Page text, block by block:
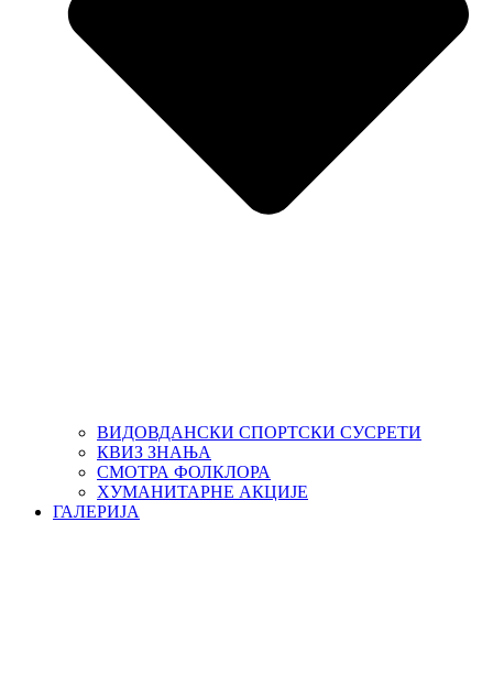
ВИДОВДАНСКИ СПОРТСКИ СУСРЕТИ
КВИЗ ЗНАЊА
СМОТРА ФОЛКЛОРА
ХУМАНИТАРНЕ АКЦИЈЕ
ГАЛЕРИЈА